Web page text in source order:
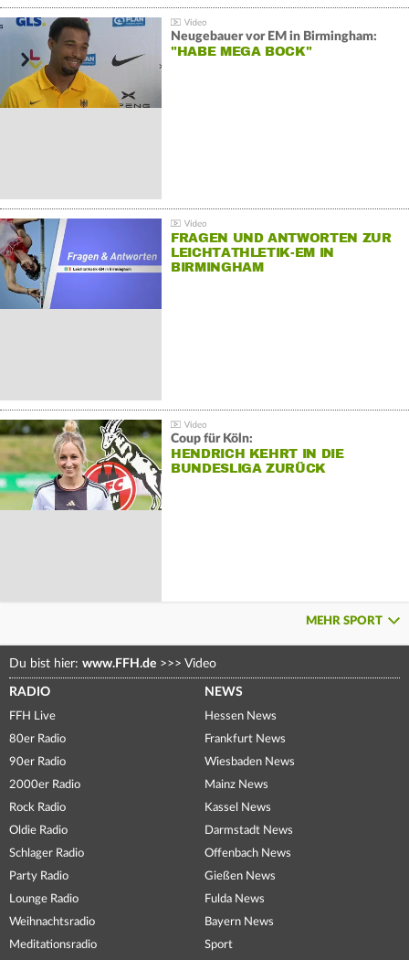
Neugebauer vor EM in Birmingham:
"HABE MEGA BOCK"
FRAGEN UND ANTWORTEN ZUR
LEICHTATHLETIK-EM IN
BIRMINGHAM
Coup für Köln:
HENDRICH KEHRT IN DIE
BUNDESLIGA ZURÜCK
MEHR SPORT
Du bist hier: www.FFH.de >>> Video
RADIO
FFH Live
80er Radio
90er Radio
2000er Radio
Rock Radio
Oldie Radio
Schlager Radio
Party Radio
Lounge Radio
Weihnachtsradio
Meditationsradio
NEWS
Hessen News
Frankfurt News
Wiesbaden News
Mainz News
Kassel News
Darmstadt News
Offenbach News
Gießen News
Fulda News
Bayern News
Sport